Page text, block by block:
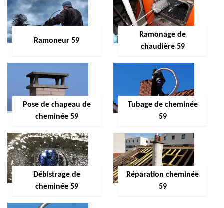
Ramoneur 59
Ramonage de
chaudière 59
Pose de chapeau de
cheminée 59
Tubage de cheminée
59
Débistrage de
cheminée 59
Réparation cheminée
59